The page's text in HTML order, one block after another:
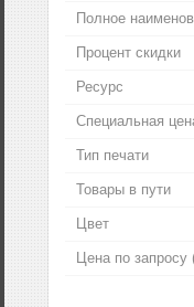
Полное
Процент скидки
Ресурс
Специальная
Тип печати
Товары в пути
Цвет
Цена по